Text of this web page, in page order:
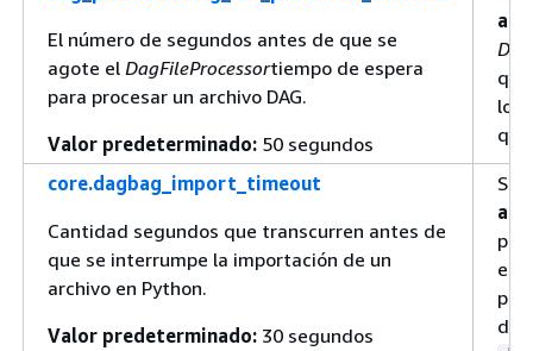
El número de segundos antes de que se
agote el DagFileProcessortiempo de espera
para procesar un archivo DAG.
Valor predeterminado: 50 segundos
los
core.dagbag_import_timeout
Cantidad segundos que transcurren antes de
que se interrumpe la importación de un
archivo en Python.
Valor predeterminado: 30 segundos
Se
en